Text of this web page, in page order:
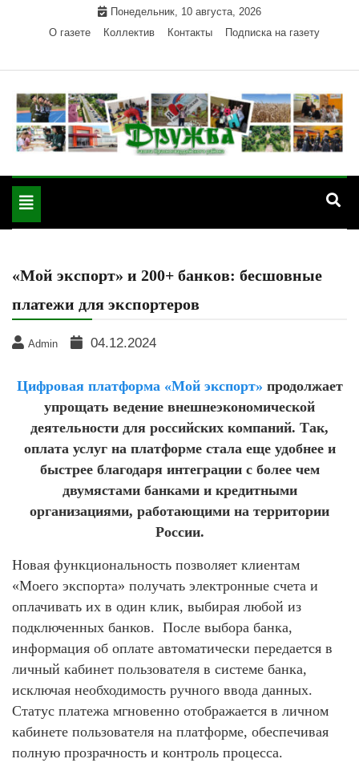
Понедельник, 10 августа, 2026
О газете
Коллектив Контакты Подписка на газету
"Дружба" — газета
Красногвардейского района Республики Адыгея
Toggle
navigation
«Мой экспорт» и 200+ банков: бесшовные
платежи для экспортеров
Admin 04.12.2024
Цифровая платформа «Мой экспорт» продолжает
упрощать ведение внешнеэкономической
деятельности для российских компаний. Так,
оплата услуг на платформе стала еще удобнее и
быстрее благодаря интеграции с более чем
двумястами банками и кредитными
организациями, работающими на территории
России.
Новая функциональность позволяет клиентам
«Моего экспорта» получать электронные счета и
оплачивать их в один клик, выбирая любой из
подключенных банков. После выбора банка,
информация об оплате автоматически передается в
личный кабинет пользователя в системе банка,
исключая необходимость ручного ввода данных.
Статус платежа мгновенно отображается в личном
кабинете пользователя на платформе, обеспечивая
полную прозрачность и контроль процесса.